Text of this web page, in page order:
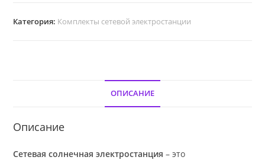
сетевой
Категория: Комплекты сетевой электростанции
ОПИСАНИЕ
Описание
Сетевая солнечная электростанция – это